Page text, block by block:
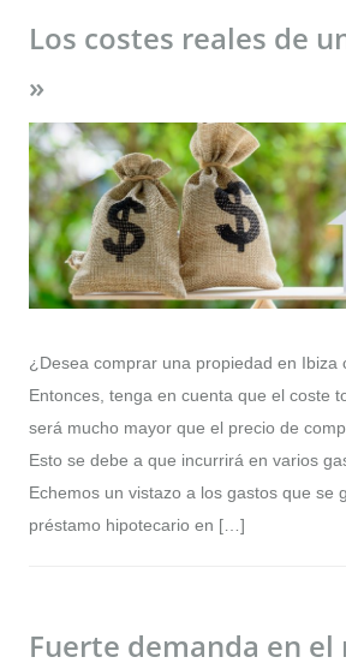
Los costes reales de
»
¿Desea comprar una propiedad en Ibiza
Entonces, tenga en cuenta que el coste
será mucho mayor que el precio de
Esto se debe a que incurrirá en varios
Echemos un vistazo a los gastos que se
préstamo hipotecario en […]
Fuerte demanda en el